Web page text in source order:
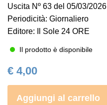
immagini
Uscita Nº 63 del 05/03/2026
Periodicità: Giornaliero
Editore: Il Sole 24 ORE
Il prodotto è disponibile
€ 4,00
Aggiungi al carrello